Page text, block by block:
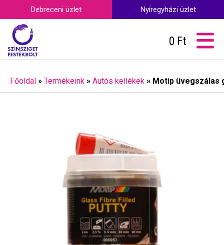
Debreceni üzlet Nyíregyházi üzlet
0 Ft
Főoldal » Termékeink » Autós kellékek » Motip üvegszálas